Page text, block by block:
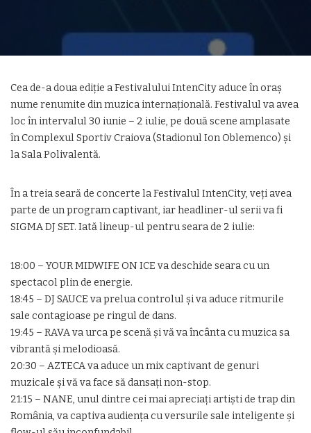
Cea de-a doua ediție a Festivalului IntenCity aduce în oraș
nume renumite din muzica internațională. Festivalul va avea
loc în intervalul 30 iunie – 2 iulie, pe două scene amplasate
în Complexul Sportiv Craiova (Stadionul Ion Oblemenco) și
la Sala Polivalentă.
În a treia seară de concerte la Festivalul IntenCity, veți avea
parte de un program captivant, iar headliner-ul serii va fi
SIGMA DJ SET. Iată lineup-ul pentru seara de 2 iulie:
18:00 – YOUR MIDWIFE ON ICE va deschide seara cu un
spectacol plin de energie.
18:45 – DJ SAUCE va prelua controlul și va aduce ritmurile
sale contagioase pe ringul de dans.
19:45 – RAVA va urca pe scenă și vă va încânta cu muzica sa
vibrantă și melodioasă.
20:30 – AZTECA va aduce un mix captivant de genuri
muzicale și vă va face să dansați non-stop.
21:15 – NANE, unul dintre cei mai apreciați artiști de trap din
România, va captiva audiența cu versurile sale inteligente și